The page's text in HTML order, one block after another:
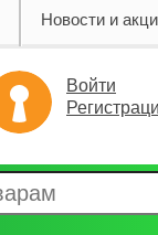
Новости и
Войти